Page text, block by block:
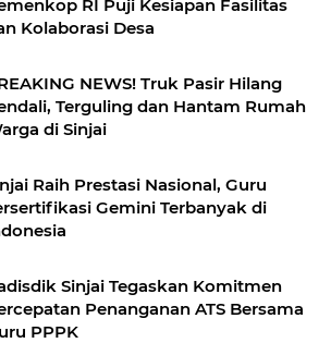
RI Puji Kesiapan Fasilitas
Kolaborasi Desa
NEWS! Truk Pasir Hilang
Terguling dan Hantam Rumah
di Sinjai
Raih Prestasi Nasional, Guru
Gemini Terbanyak di
Sinjai Tegaskan Komitmen
Penanganan ATS Bersama
PPPK